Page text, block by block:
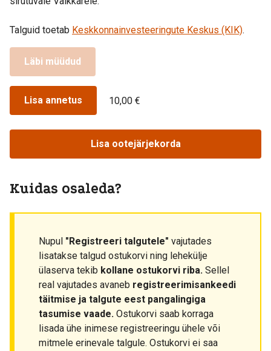
Talguid toetab Keskkonnainvesteeringute Keskus (KIK).
Läbi müüdud
Lisa annetus 10,00 €
Lisa ootejärjekorda
Kuidas osaleda?
Nupul "Registreeri talgutele" vajutades
lisatakse talgud ostukorvi ning lehekülje
ülaserva tekib kollane ostukorvi riba. Sellel
real vajutades avaneb registreerimisankeedi
täitmise ja talgute eest pangalingiga
tasumise vaade. Ostukorvi saab korraga
lisada ühe inimese registreeringu ühele või
mitmele erinevale talgule. Ostukorvi ei saa